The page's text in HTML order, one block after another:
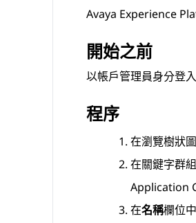
Avaya Experience
開始之前
以帳戶管理員身分登入
程序
在瀏覽樹狀
在關鍵字群組
Application
在名稱欄位